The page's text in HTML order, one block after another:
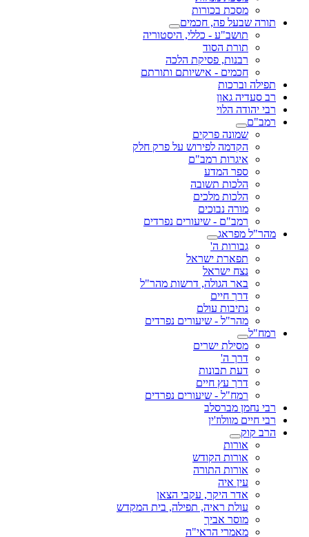
מסכת בכורות
תורה שבעל פה, חכמים
תושב"ע - כללי, היסטוריה
תורת הסוד
רבנות, פסיקת הלכה
חכמים - אישיותם ותורתם
תפילה וברכות
רב סעדיה גאון
רבי יהודה הלוי
רמב"ם
שמונה פרקים
הקדמה לפירוש על פרק חלק
איגרות רמב"ם
ספר המדע
הלכות תשובה
הלכות מלכים
מורה נבוכים
רמב"ם - שיעורים נפרדים
מהר"ל מפראג
גבורות ה'
תפארת ישראל
נצח ישראל
באר הגולה, דרשות מהר"ל
דרך חיים
נתיבות עולם
מהר"ל - שיעורים נפרדים
רמח"ל
מסילת ישרים
דרך ה'
דעת תבונות
דרך עץ חיים
רמח"ל - שיעורים נפרדים
רבי נחמן מברסלב
רבי חיים מוולוז'ין
הרב קוק
אורות
אורות הקודש
אורות התורה
עין איה
אדר היקר, עקבי הצאן
עולת ראיה, תפילה, בית המקדש
מוסר אביך
מאמרי הראי"ה